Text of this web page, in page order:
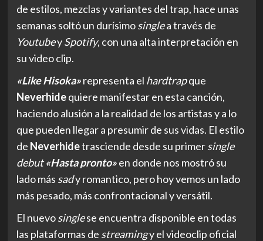
de estilos, mezclas y variantes del trap, hace unas
semanas soltó un durísimosinglea través de
YoutubeySpotify, con una alta interpretación en
su video clip.
«Like Hisoka»representa el hardtrapque
Neverhidequiere manifestar en esta canción,
haciendo alusión a la realidad de los artistas y a lo
que pueden llegar a presumir de sus vidas. El estilo
de Neverhidetrasciende desde su primersingle
debut«Hasta pronto»en donde nos mostró su
lado más sady romantico, pero hoy vemos un lado
más pesado, más confrontacional y versátil.
El nuevosinglese encuentra disponible en todas
las plataformas de streamingy el videoclip oficial